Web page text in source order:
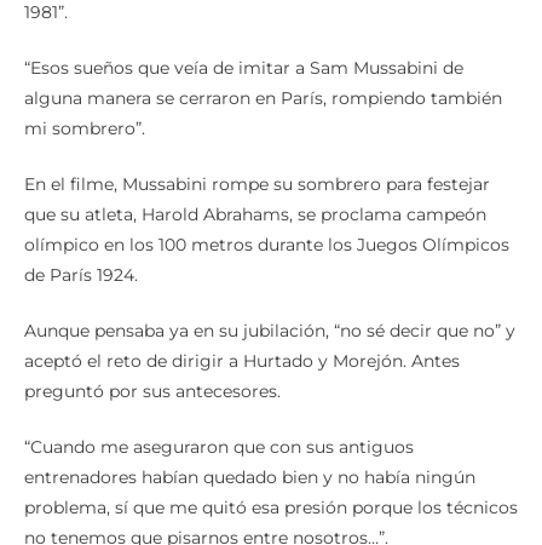
1981”.
“Esos sueños que veía de imitar a Sam Mussabini de
alguna manera se cerraron en París, rompiendo también
mi sombrero”.
En el filme, Mussabini rompe su sombrero para festejar
que su atleta, Harold Abrahams, se proclama campeón
olímpico en los 100 metros durante los Juegos Olímpicos
de París 1924.
Aunque pensaba ya en su jubilación, “no sé decir que no” y
aceptó el reto de dirigir a Hurtado y Morejón. Antes
preguntó por sus antecesores.
“Cuando me aseguraron que con sus antiguos
entrenadores habían quedado bien y no había ningún
problema, sí que me quitó esa presión porque los técnicos
no tenemos que pisarnos entre nosotros…”.